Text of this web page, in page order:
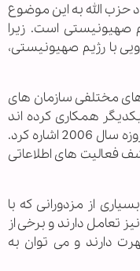
حزب الله به این موضوع
صهیونیستی است. زیرا
با رژیم صهیونیستی،
مختلفی سازمان های
همکاری کرده اند
که از جمله می توان به جنگ سی و سه روزه سال 2006 اشاره کرد.
فعالیت های اطلاعاتی
از مزدورانی که با
تعامل دارند و برخی از
دارند و می توان به